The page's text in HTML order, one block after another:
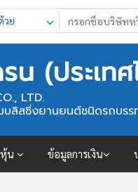
วย
น (ประเท
LTD.
บบลิสซิ่งยานยนต์ชนิดรถบ
น ข้อมูลการเงิน